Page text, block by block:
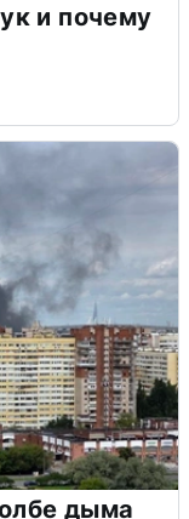
и почему
дыма